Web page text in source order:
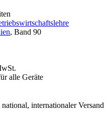
, Band 90
alle Geräte
internationaler Versand